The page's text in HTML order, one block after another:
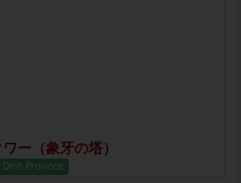
ー（象牙の塔）
Dinh Province